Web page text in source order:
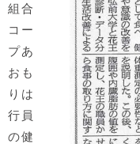
組合
コー
プあ
おも
りは
行員
の健